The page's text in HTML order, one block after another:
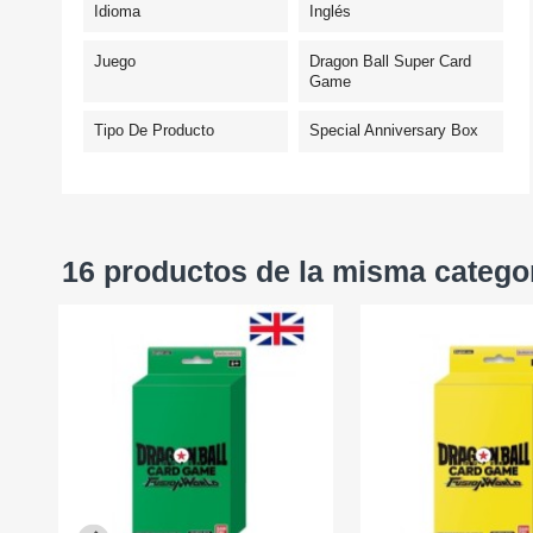
Idioma Inglés
Juego
Dragon Ball Super Card
Game
Tipo De Producto Special Anniversary Box
16 productos de la misma